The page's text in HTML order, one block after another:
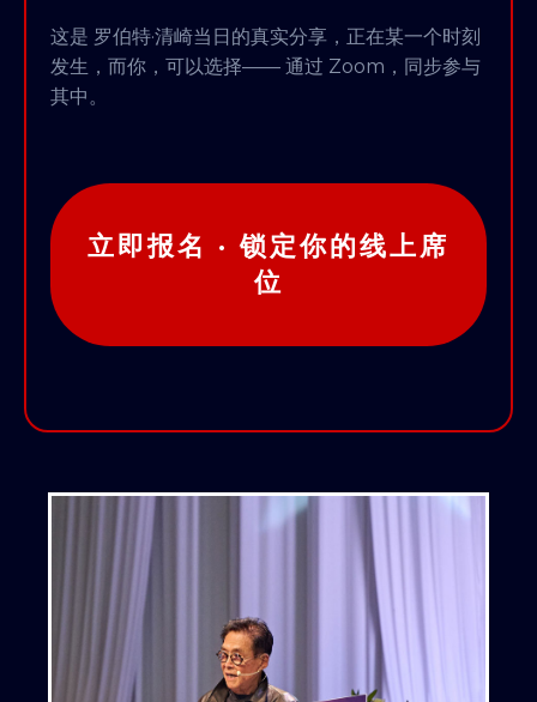
这是 罗伯特·清崎当日的真实分享，正在某一个时刻
发生，而你，可以选择—— 通过 Zoom，同步参与
其中。
立即报名 · 锁定你的线上席
位